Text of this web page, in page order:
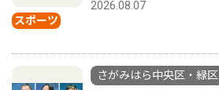
スポーツ
2026.08.07
さがみはら中央区・緑区